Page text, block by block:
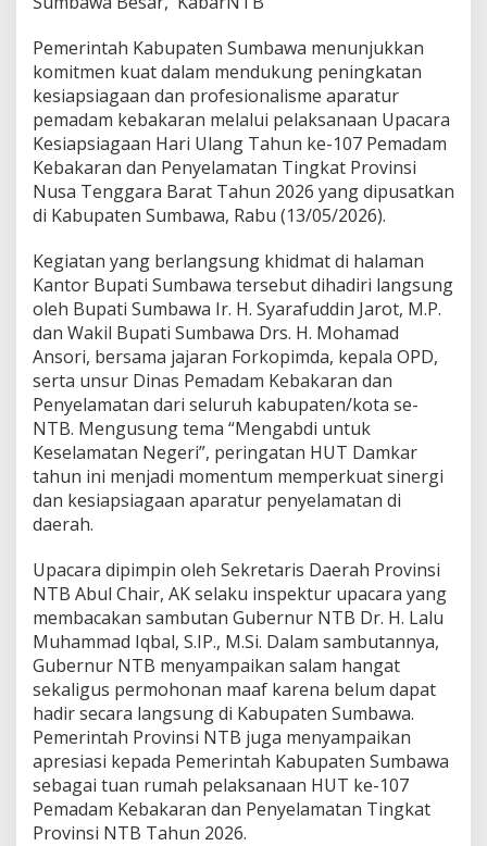
r
t
u
P
e
n
y
e
l
a
a
t
a
J
a
d
S
o
r
o
Pemerintah Kabupaten Sumbawa menunjukkan
komitmen kuat dalam mendukung peningkatan
kesiapsiagaan dan profesionalisme aparatur
pemadam kebakaran melalui pelaksanaan Upacara
Kesiapsiagaan Hari Ulang Tahun ke-107 Pemadam
Kebakaran dan Penyelamatan Tingkat Provinsi
Nusa Tenggara Barat Tahun 2026 yang dipusatkan
di Kabupaten Sumbawa, Rabu (13/05/2026).
‎Kegiatan yang berlangsung khidmat di halaman
Kantor Bupati Sumbawa tersebut dihadiri langsung
oleh Bupati Sumbawa Ir. H. Syarafuddin Jarot, M.P.
dan Wakil Bupati Sumbawa Drs. H. Mohamad
Ansori, bersama jajaran Forkopimda, kepala OPD,
serta unsur Dinas Pemadam Kebakaran dan
Penyelamatan dari seluruh kabupaten/kota se-
NTB. Mengusung tema “Mengabdi untuk
Keselamatan Negeri”, peringatan HUT Damkar
tahun ini menjadi momentum memperkuat sinergi
dan kesiapsiagaan aparatur penyelamatan di
daerah.
Upacara dipimpin oleh Sekretaris Daerah Provinsi
NTB Abul Chair, AK selaku inspektur upacara yang
membacakan sambutan Gubernur NTB Dr. H. Lalu
Muhammad Iqbal, S.IP., M.Si. Dalam sambutannya,
Gubernur NTB menyampaikan salam hangat
sekaligus permohonan maaf karena belum dapat
hadir secara langsung di Kabupaten Sumbawa.
Pemerintah Provinsi NTB juga menyampaikan
apresiasi kepada Pemerintah Kabupaten Sumbawa
sebagai tuan rumah pelaksanaan HUT ke-107
Pemadam Kebakaran dan Penyelamatan Tingkat
Provinsi NTB Tahun 2026.